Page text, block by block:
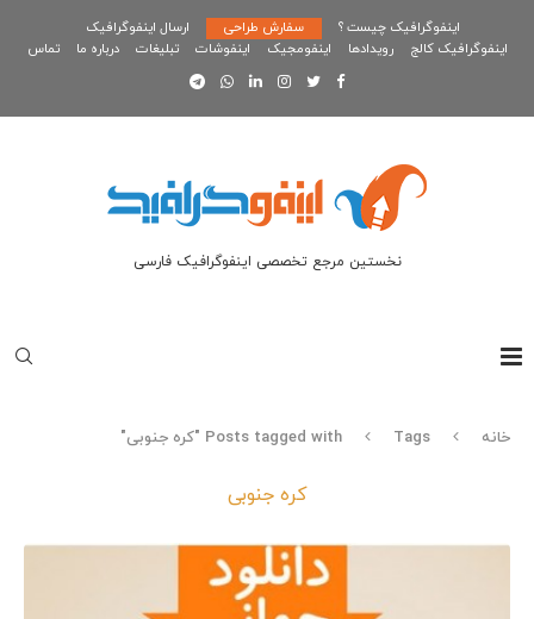
اینفوگرافیک چیست ؟ سفارش طراحی
ارسال اینفوگرافیک
اینفوگرافیک کالج
رویدادها اینفومجیک اینفوشات تبلیغات درباره ما تماس
نخستین مرجع تخصصی اینفوگرافیک فارسی
خانه Tags Posts tagged with "کره جنوبی"
کره جنوبی